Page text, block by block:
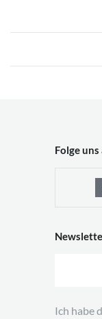
Folge uns
Ich habe